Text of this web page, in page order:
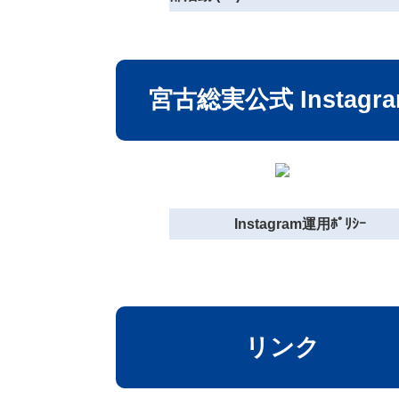
宮古総実公式
Instagram運用ﾎﾟﾘｼｰ
リンク